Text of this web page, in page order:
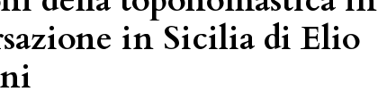
in Sicilia di Elio